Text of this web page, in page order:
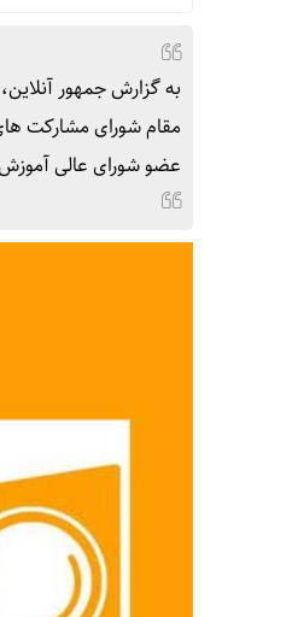
مقام شورای مشارکت
عضو شورای عالی